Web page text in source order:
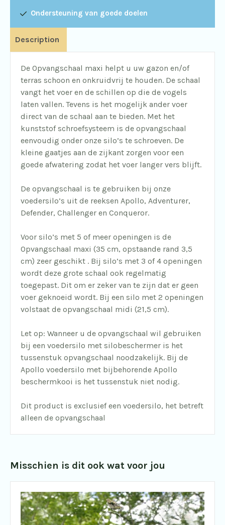
Ondersteuning van goede doelen
Description
De Opvangschaal maxi helpt u uw gazon en/of
terras schoon en onkruidvrij te houden. De schaal
vangt het voer en de schillen op die de vogels
laten vallen. Tevens is het mogelijk ander voer
direct van de schaal aan te bieden. Met het
kunststof schroefsysteem is de opvangschaal
eenvoudig onder onze silo’s te schroeven. De
kleine gaatjes aan de zijkant zorgen voor een
goede afwatering zodat het voer langer vers blijft.
De opvangschaal is te gebruiken bij onze
voedersilo’s uit de reeksen Apollo, Adventurer,
Defender, Challenger en Conqueror.
Voor silo’s met 5 of meer openingen is de
Opvangschaal maxi (35 cm, opstaande rand 3,5
cm) zeer geschikt . Bij silo’s met 3 of 4 openingen
wordt deze grote schaal ook regelmatig
toegepast. Dit om er zeker van te zijn dat er geen
voer geknoeid wordt. Bij een silo met 2 openingen
volstaat de opvangschaal midi (21,5 cm).
Let op: Wanneer u de opvangschaal wil gebruiken
bij een voedersilo met silobeschermer is het
tussenstuk opvangschaal noodzakelijk. Bij de
Apollo voedersilo met bijbehorende Apollo
beschermkooi is het tussenstuk niet nodig.
Dit product is exclusief een voedersilo, het betreft
alleen de opvangschaal
Misschien is dit ook wat voor jou